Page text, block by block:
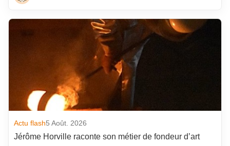
Actu flash5 Août. 2026
Jérôme Horville raconte son métier de fondeur d’art